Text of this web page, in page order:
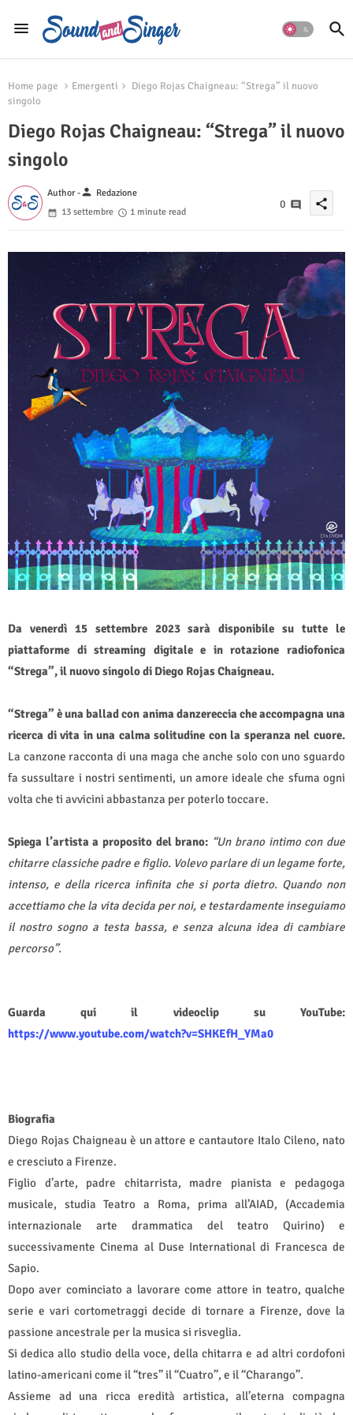
Home page Emergenti
Diego Rojas Chaigneau: “Strega” il nuovo
singolo
Diego Rojas Chaigneau: “Strega” il nuovo
singolo
Author -person Redazione
13 settembre
1 minute read
0 share
Da venerdì 15 settembre 2023 sarà disponibile su tutte le
piattaforme di streaming digitale e in rotazione radiofonica
“Strega”, il nuovo singolo di Diego Rojas Chaigneau.
“Strega” è una ballad con anima danzereccia che accompagna una
ricerca di vita in una calma solitudine con la speranza nel cuore.
La canzone racconta di una maga che anche solo con uno sguardo
fa sussultare i nostri sentimenti, un amore ideale che sfuma ogni
volta che ti avvicini abbastanza per poterlo toccare.
Spiega l’artista a proposito del brano: “Un brano intimo con due
chitarre classiche padre e figlio. Volevo parlare di un legame forte,
intenso, e della ricerca infinita che si porta dietro. Quando non
accettiamo che la vita decida per noi, e testardamente inseguiamo
il nostro sogno a testa bassa, e senza alcuna idea di cambiare
percorso”.
Guarda qui il videoclip su YouTube:
https://www.youtube.com/watch?v=SHKEfH_YMa0
Biografia
Diego Rojas Chaigneau è un attore e cantautore Italo Cileno, nato
e cresciuto a Firenze.
Figlio d’arte, padre chitarrista, madre pianista e pedagoga
musicale, studia Teatro a Roma, prima all’AIAD, (Accademia
internazionale arte drammatica del teatro Quirino) e
successivamente Cinema al Duse International di Francesca de
Sapio.
Dopo aver cominciato a lavorare come attore in teatro, qualche
serie e vari cortometraggi decide di tornare a Firenze, dove la
passione ancestrale per la musica si risveglia.
Si dedica allo studio della voce, della chitarra e ad altri cordofoni
latino-americani come il “tres” il “Cuatro”, e il “Charango”.
Assieme ad una ricca eredità artistica, all’eterna compagna